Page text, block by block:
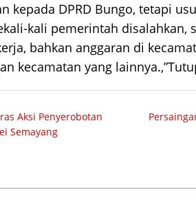
kepada DPRD Bungo, tetapi
kali pemerintah disalahkan,
bahkan anggaran di
kecamatan yang
Aksi Penyerobotan
Semayang